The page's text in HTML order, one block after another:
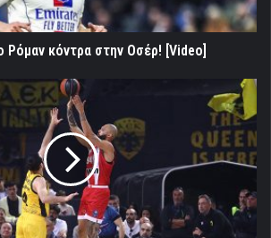
Ρόμαν κόντρα στην Οσέρ! [Video]